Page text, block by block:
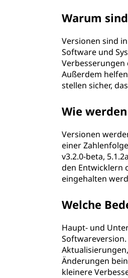
Warum
Versionen sind
Software und
Außerdem
stellen sicher,
Wie
Versionen
einer
v3.2.0-beta,
den Entwicklern
eingehalten
Welche
Haupt- und
Änderungen
kleinere